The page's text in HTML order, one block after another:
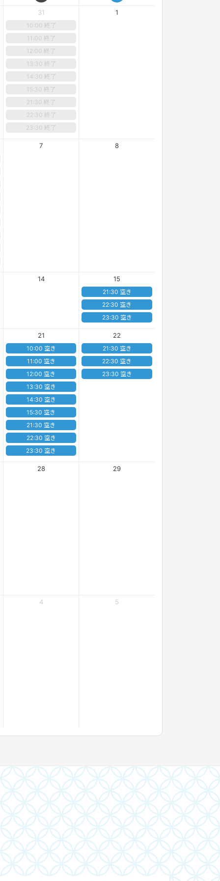
31
10:00 終了
11:00 終了
12:00 終了
13:30 終了
14:30 終了
15:30 終了
21:30 終了
22:30 終了
23:30 終了
1
7 8
14 15
21:30 空き
22:30 空き
23:30 空き
21
10:00 空き
11:00 空き
12:00 空き
13:30 空き
14:30 空き
15:30 空き
21:30 空き
22:30 空き
23:30 空き
22
21:30 空き
22:30 空き
23:30 空き
28 29
4 5